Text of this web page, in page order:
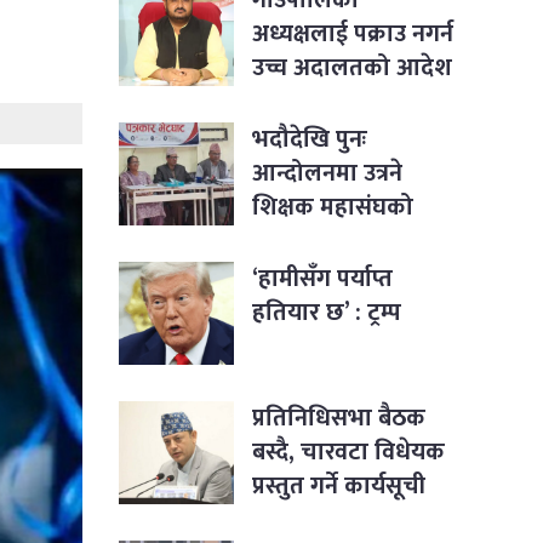
अध्यक्षलाई पक्राउ नगर्न
उच्च अदालतको आदेश
भदौदेखि पुनः
आन्दोलनमा उत्रने
शिक्षक महासंघको
‘हामीसँग पर्याप्त
हतियार छ’ : ट्रम्प
प्रतिनिधिसभा बैठक
बस्दै, चारवटा विधेयक
प्रस्तुत गर्ने कार्यसूची